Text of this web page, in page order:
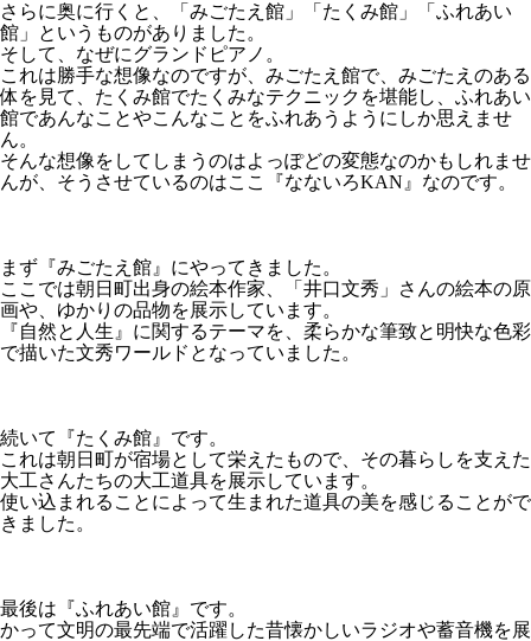
さらに奥に行くと、「みごたえ館」「たくみ館」「ふれあい
館」というものがありました。
そして、なぜにグランドピアノ。
これは勝手な想像なのですが、みごたえ館で、みごたえのある
体を見て、たくみ館でたくみなテクニックを堪能し、ふれあい
館であんなことやこんなことをふれあうようにしか思えませ
ん。
そんな想像をしてしまうのはよっぽどの変態なのかもしれませ
んが、そうさせているのはここ『なないろKAN』なのです。
まず『みごたえ館』にやってきました。
ここでは朝日町出身の絵本作家、「井口文秀」さんの絵本の原
画や、ゆかりの品物を展示しています。
『自然と人生』に関するテーマを、柔らかな筆致と明快な色彩
で描いた文秀ワールドとなっていました。
続いて『たくみ館』です。
これは朝日町が宿場として栄えたもので、その暮らしを支えた
大工さんたちの大工道具を展示しています。
使い込まれることによって生まれた道具の美を感じることがで
きました。
最後は『ふれあい館』です。
かって文明の最先端で活躍した昔懐かしいラジオや蓄音機を展